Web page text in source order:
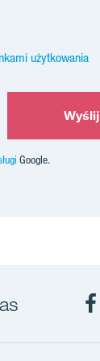
użytkowania
Wyślij
Google.